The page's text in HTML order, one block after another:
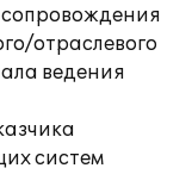
сопровождения
отраслевого
ведения
систем